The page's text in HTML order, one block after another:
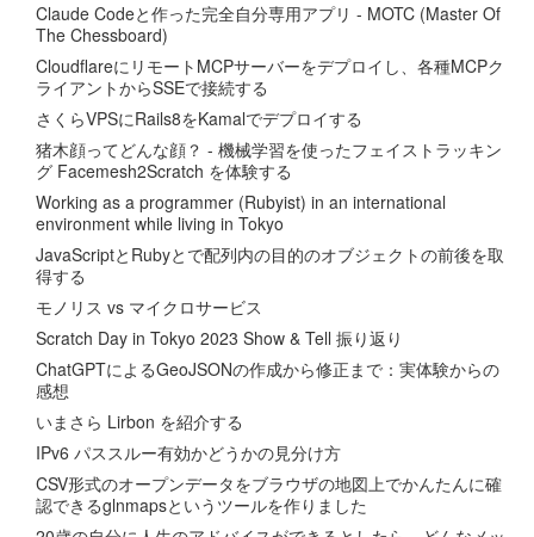
Claude Codeと作った完全自分専用アプリ - MOTC (Master Of
The Chessboard)
CloudflareにリモートMCPサーバーをデプロイし、各種MCPク
ライアントからSSEで接続する
さくらVPSにRails8をKamalでデプロイする
猪木顔ってどんな顔？ - 機械学習を使ったフェイストラッキン
グ Facemesh2Scratch を体験する
Working as a programmer (Rubyist) in an international
environment while living in Tokyo
JavaScriptとRubyとで配列内の目的のオブジェクトの前後を取
得する
モノリス vs マイクロサービス
Scratch Day in Tokyo 2023 Show & Tell 振り返り
ChatGPTによるGeoJSONの作成から修正まで：実体験からの
感想
いまさら Lirbon を紹介する
IPv6 パススルー有効かどうかの見分け方
CSV形式のオープンデータをブラウザの地図上でかんたんに確
認できるglnmapsというツールを作りました